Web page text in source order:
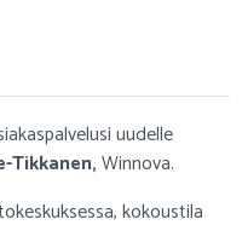
uudelle
Tikkanen,Winnova.
kokoustila